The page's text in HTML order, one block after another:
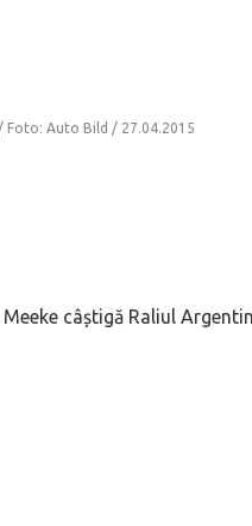
Foto: Auto Bild / 27.04.2015